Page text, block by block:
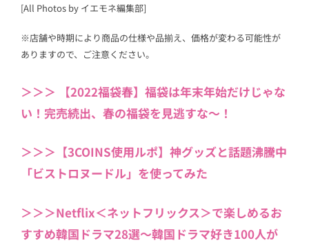
[All Photos by イエモネ編集部]
※店舗や時期により商品の仕様や品揃え、価格が変わる可能性が
ありますので、ご注意ください。
＞＞＞ 【2022福袋春】福袋は年末年始だけじゃな
い！完売続出、春の福袋を見逃すな～！
＞＞＞【3COINS使用ルポ】神グッズと話題沸騰中
「ビストロヌードル」を使ってみた
＞＞＞Netflix＜ネットフリックス＞で楽しめるお
すすめ韓国ドラマ28選〜韓国ドラマ好き100人が